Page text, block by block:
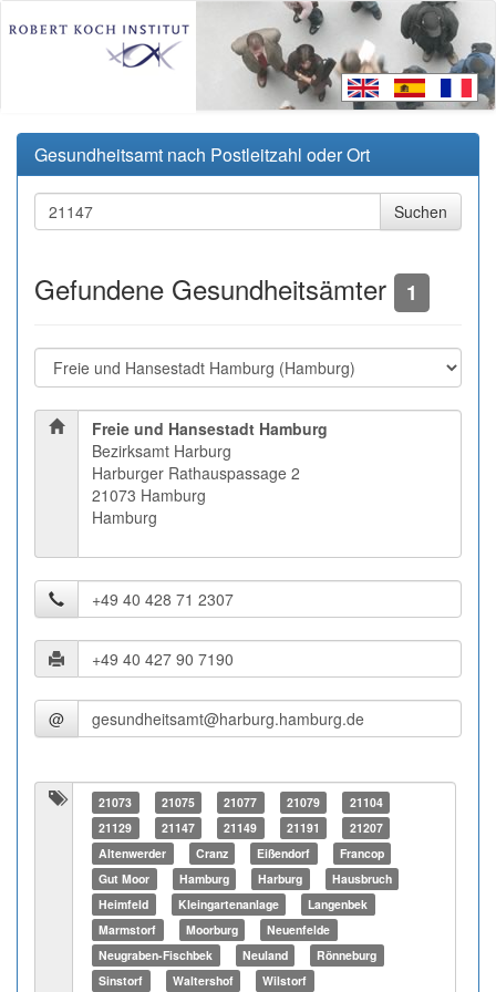
Gesundheitsamt nach Postleitzahl oder Ort
Gefundene Gesundheitsämter 1
Freie und Hansestadt Hamburg
Bezirksamt Harburg
Harburger Rathauspassage 2
21073 Hamburg
Hamburg
@
21073 21075 21077 21079
21104
21129
21147 21149 21191
21207
Altenwerder
Cranz Eißendorf
Francop
Gut Moor
Hamburg Harburg
Hausbruch
Heimfeld
Kleingartenanlage
Langenbek
Marmstorf
Moorburg
Neuenfelde
Neugraben-Fischbek
Neuland
Rönneburg
Sinstorf
Waltershof Wilstorf